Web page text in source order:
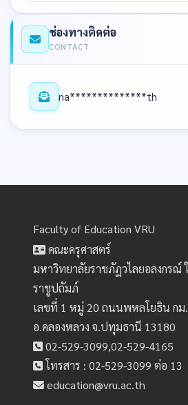
ช่องทางติดต่อ
CONTACT
na**************th
Faculty of Education VRU
คณะครุศาสตร์
มหาวิทยาลัยราชภัฏวไลยอลงกรณ์
ราชูปถัมภ์
เลขที่ 1 หมู่ 20 ถนนพหลโยธิน กม
อ.คลองหลวง จ.ปทุมธานี 13180
02-529-3099,02-529-4165
โทรสาร : 02-529-3099 ต่อ 13
education@vru.ac.th